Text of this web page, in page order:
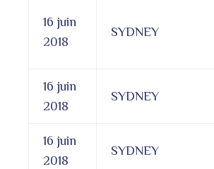
16 juin
2018
SYDNEY
16 juin
2018
SYDNEY
16 juin
2018
SYDNEY